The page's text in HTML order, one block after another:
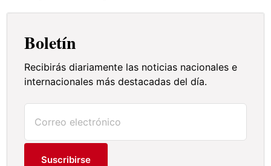
Boletín
Recibirás diariamente las noticias nacionales e
internacionales más destacadas del día.
Suscribirse